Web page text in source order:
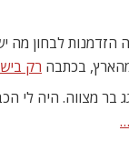
הזדמנות לבחון מה
בכתבה רק
בר מצווה. היה לי